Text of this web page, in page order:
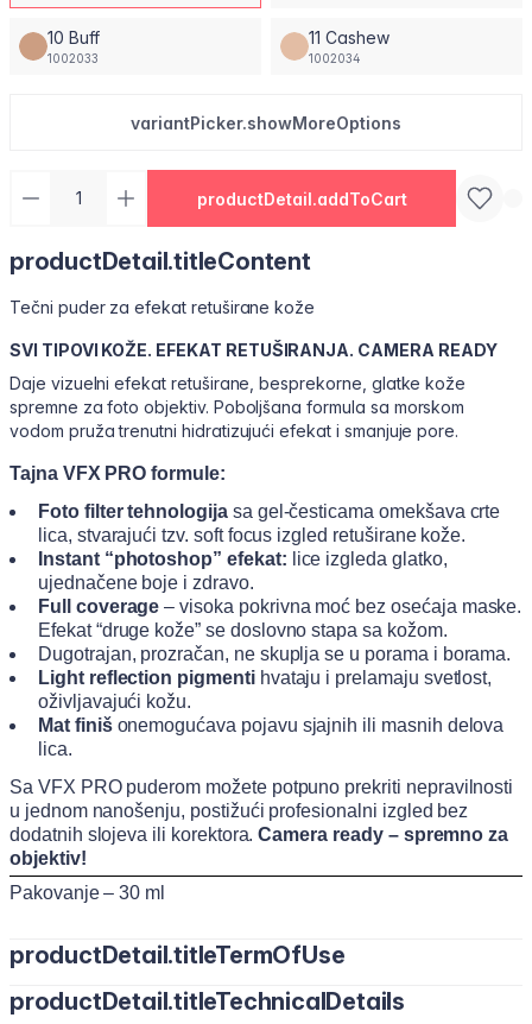
10 Buff
1002033
11 Cashew
1002034
variantPicker.showMoreOptions
productDetail.addToCart
productDetail.titleContent
Tečni puder za efekat retuširane kože
SVI TIPOVI KOŽE. EFEKAT RETUŠIRANJA. CAMERA READY
Daje vizuelni efekat retuširane, besprekorne, glatke kože
spremne za foto objektiv. Poboljšana formula sa morskom
vodom pruža trenutni hidratizujući efekat i smanjuje pore.
Tajna VFX PRO formule:
Foto filter tehnologijasa gel-česticama omekšava crte
lica, stvarajući tzv. soft focus izgled retuširane kože.
Instant “photoshop” efekat: lice izgleda glatko,
ujednačene boje i zdravo.
Full coverage – visoka pokrivna moć bez osećaja maske.
Efekat “druge kože” se doslovno stapa sa kožom.
Dugotrajan, prozračan, ne skuplja se u porama i borama.
Light reflection pigmentihvataju i prelamaju svetlost,
oživljavajući kožu.
Mat finišonemogućava pojavu sjajnih ili masnih delova
lica.
Sa VFX PRO puderom možete potpuno prekriti nepravilnosti
u jednom nanošenju, postižući profesionalni izgled bez
dodatnih slojeva ili korektora.Camera ready – spremno za
objektiv!
Pakovanje – 30 ml
productDetail.titleTermOfUse
Nanesite puder direktno na kožu ili vrhovima prstiju, kistom
productDetail.titleTechnicalDetails